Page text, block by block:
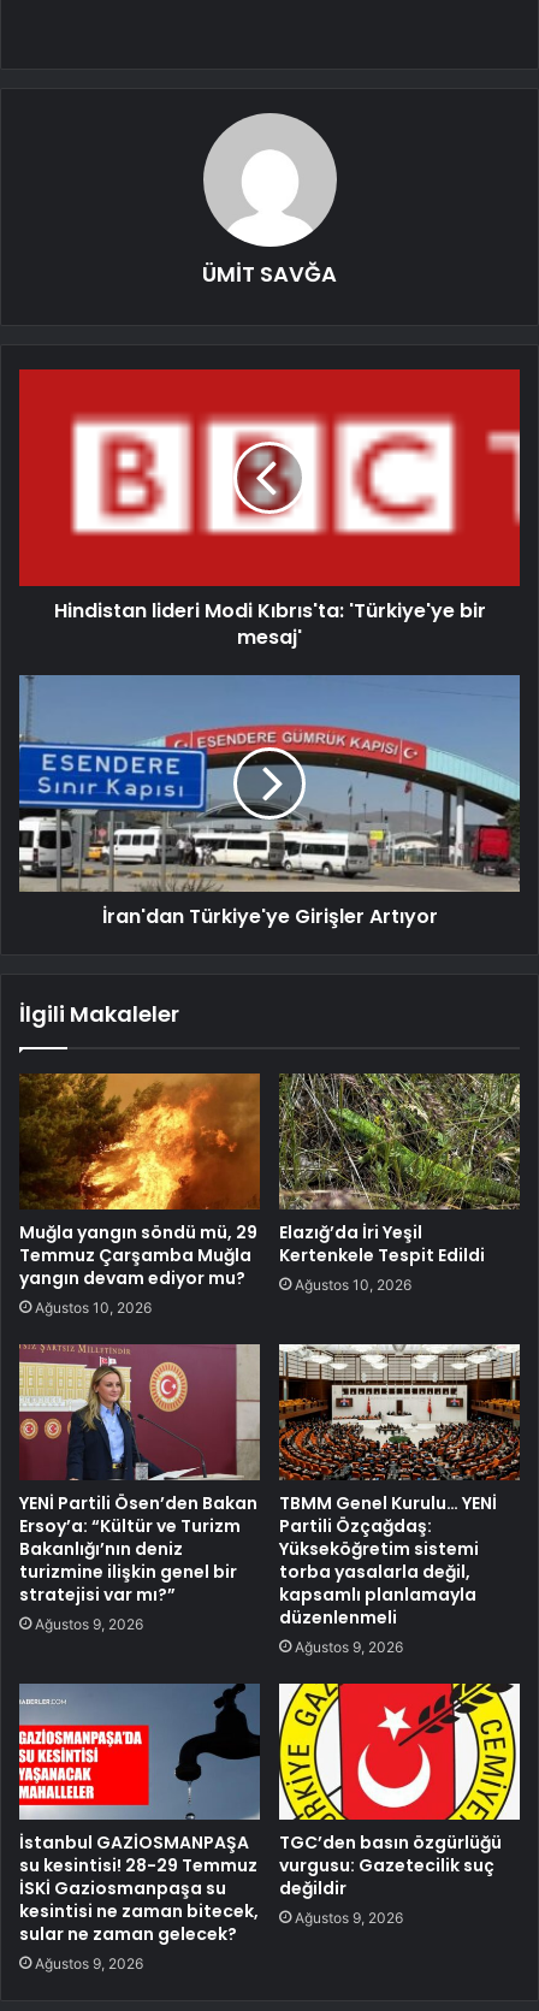
ÜMİT SAVĞA
Hindistan lideri Modi Kıbrıs'ta: 'Türkiye'ye bir
mesaj'
İran'dan Türkiye'ye Girişler Artıyor
İlgili Makaleler
Muğla yangın söndü mü, 29
Temmuz Çarşamba Muğla
yangın devam ediyor mu?
Ağustos 10, 2026
Elazığ’da İri Yeşil
Kertenkele Tespit Edildi
Ağustos 10, 2026
YENİ Partili Ösen’den Bakan
Ersoy’a: “Kültür ve Turizm
Bakanlığı’nın deniz
turizmine ilişkin genel bir
stratejisi var mı?”
Ağustos 9, 2026
TBMM Genel Kurulu… YENİ
Partili Özçağdaş:
Yükseköğretim sistemi
torba yasalarla değil,
kapsamlı planlamayla
düzenlenmeli
Ağustos 9, 2026
İstanbul GAZİOSMANPAŞA
su kesintisi! 28-29 Temmuz
İSKİ Gaziosmanpaşa su
kesintisi ne zaman bitecek,
sular ne zaman gelecek?
Ağustos 9, 2026
TGC’den basın özgürlüğü
vurgusu: Gazetecilik suç
değildir
Ağustos 9, 2026